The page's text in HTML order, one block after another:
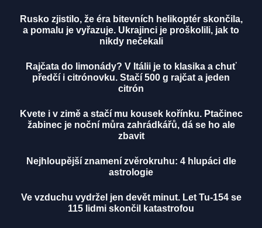
Rusko zjistilo, že éra bitevních helikoptér skončila,
a pomalu je vyřazuje. Ukrajinci je proškolili, jak to
nikdy nečekali
Rajčata do limonády? V Itálii je to klasika a chuť
předčí i citrónovku. Stačí 500 g rajčat a jeden
citrón
Kvete i v zimě a stačí mu kousek kořínku. Ptačinec
žabinec je noční můra zahrádkářů, dá se ho ale
zbavit
Nejhloupější znamení zvěrokruhu: 4 hlupáci dle
astrologie
Ve vzduchu vydržel jen devět minut. Let Tu-154 se
115 lidmi skončil katastrofou